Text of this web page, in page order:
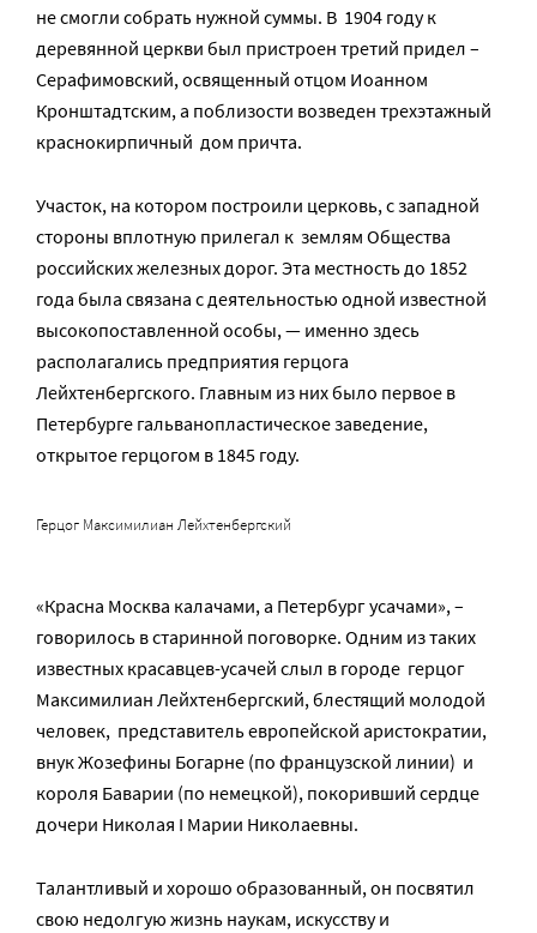
не смогли собрать нужной суммы. В 1904 году к
деревянной церкви был пристроен третий придел –
Серафимовский, освященный отцом Иоанном
Кронштадтским, а поблизости возведен трехэтажный
краснокирпичный дом причта.
Участок, на котором построили церковь, с западной
стороны вплотную прилегал к землям Общества
российских железных дорог. Эта местность до 1852
года была связана с деятельностью одной известной
высокопоставленной особы, — именно здесь
располагались предприятия герцога
Лейхтенбергского. Главным из них было первое в
Петербурге гальванопластическое заведение,
открытое герцогом в 1845 году.
Герцог Максимилиан Лейхтенбергский
«Красна Москва калачами, а Петербург усачами», –
говорилось в старинной поговорке. Одним из таких
известных красавцев-усачей слыл в городе герцог
Максимилиан Лейхтенбергский, блестящий молодой
человек, представитель европейской аристократии,
внук Жозефины Богарне (по французской линии) и
короля Баварии (по немецкой), покоривший сердце
дочери Николая I Марии Николаевны.
Талантливый и хорошо образованный, он посвятил
свою недолгую жизнь наукам, искусству и